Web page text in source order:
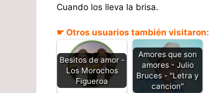
Cuando los lleva la brisa.
☛ Otros usuarios también visitaron:
Besitos de amor -
Los Morochos
Figueroa
Amores que son
amores - Julio
Bruces - "Letra y
cancion"